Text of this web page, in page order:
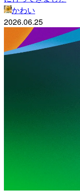
かわい
2026.06.25